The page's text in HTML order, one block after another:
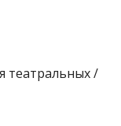
театральных /